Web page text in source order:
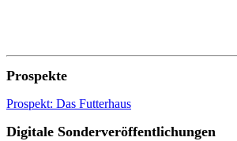
Prospekte
Prospekt: Das Futterhaus
Digitale Sonderveröffentlichungen